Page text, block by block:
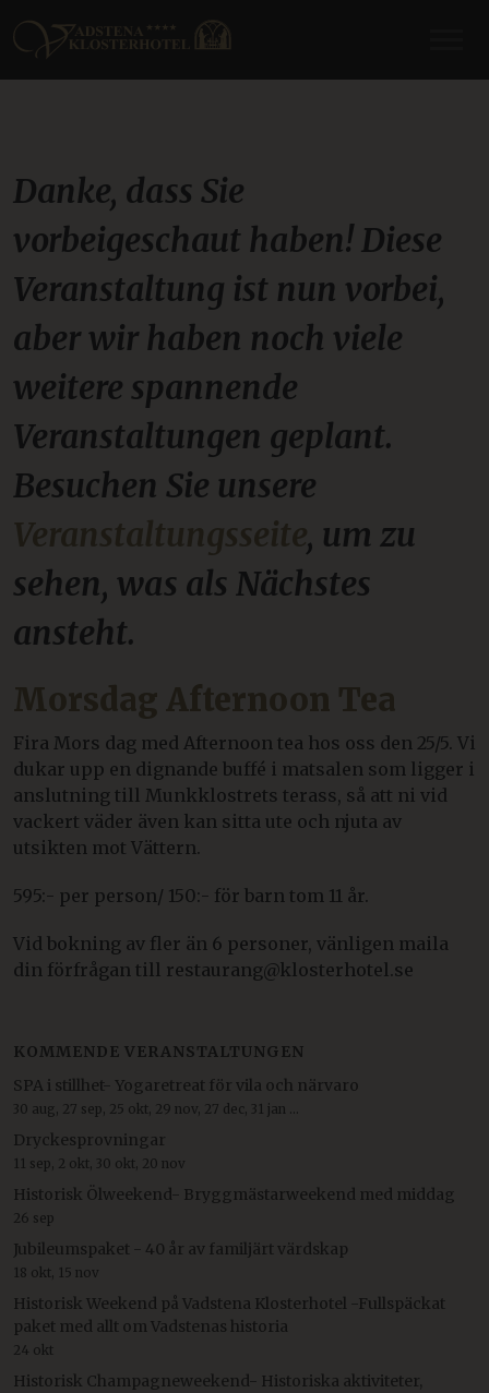
Danke, dass Sie
vorbeigeschaut haben! Diese
Veranstaltung ist nun vorbei,
aber wir haben noch viele
weitere spannende
Veranstaltungen geplant.
Besuchen Sie unsere
Veranstaltungsseite, um zu
sehen, was als Nächstes
ansteht.
Morsdag Afternoon Tea
Fira Mors dag med Afternoon tea hos oss den 25/5. Vi
dukar upp en dignande buffé i matsalen som ligger i
anslutning till Munkklostrets terass, så att ni vid
vackert väder även kan sitta ute och njuta av
utsikten mot Vättern.
595:- per person/ 150:- för barn tom 11 år.
Vid bokning av fler än 6 personer, vänligen maila
din förfrågan till restaurang@klosterhotel.se
KOMMENDE VERANSTALTUNGEN
SPA i stillhet- Yogaretreat för vila och närvaro
30 aug, 27 sep, 25 okt, 29 nov, 27 dec, 31 jan ...
Dryckesprovningar
11 sep, 2 okt, 30 okt, 20 nov
Historisk Ölweekend- Bryggmästarweekend med middag
26 sep
Jubileumspaket - 40 år av familjärt värdskap
18 okt, 15 nov
Historisk Weekend på Vadstena Klosterhotel -Fullspäckat
paket med allt om Vadstenas historia
24 okt
Historisk Champagneweekend- Historiska aktiviteter,